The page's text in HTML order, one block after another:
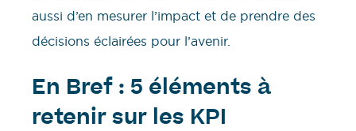
aussi d’en mesurer l’impact et de prendre des
décisions éclairées pour l’avenir.
En Bref : 5 éléments à
retenir sur les KPI